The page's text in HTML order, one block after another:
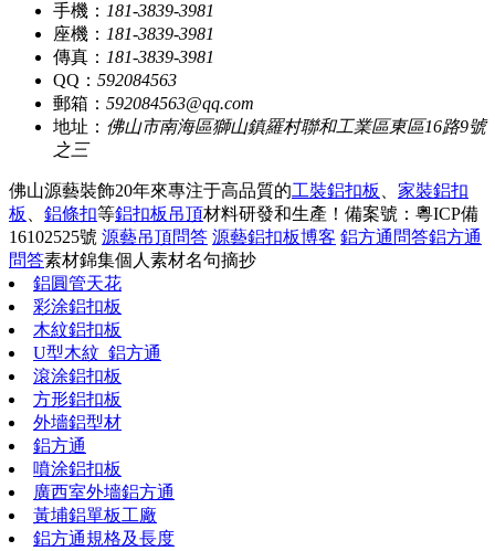
手機： 181-3839-3981
座機： 181-3839-3981
傳真： 181-3839-3981
QQ： 592084563
郵箱： 592084563@qq.com
地址： 佛山市南海區獅山鎮羅村聯和工業區東區16路9號
之三
佛山源藝裝飾20年來專注于高品質的工裝鋁扣板
家裝鋁扣
板
鋁條扣等鋁扣板吊頂材料研發和生產！ 備案號：粵ICP備
16102525號 源藝吊頂問答 源藝鋁扣板博客 鋁方通問答鋁方通
問答素材錦集個人素材名句摘抄
鋁圓管天花
彩涂鋁扣板
木紋鋁扣板
U型木紋_鋁方通
滾涂鋁扣板
方形鋁扣板
外墻鋁型材
鋁方通
噴涂鋁扣板
廣西室外墻鋁方通
黃埔鋁單板工廠
鋁方通規格及長度